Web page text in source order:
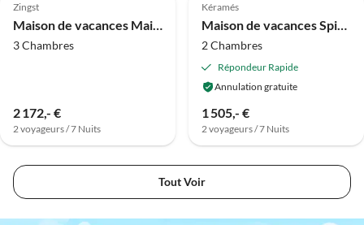
Zingst
Maison de vacances Maison des Perles de Zingster 1
3 Chambres
2 172,- €
2 voyageurs / 7 Nuits
Kéramés
Maison de vacances Spiti99
2 Chambres
Répondeur Rapide
Annulation gratuite
1 505,- €
2 voyageurs / 7 Nuits
Tout Voir